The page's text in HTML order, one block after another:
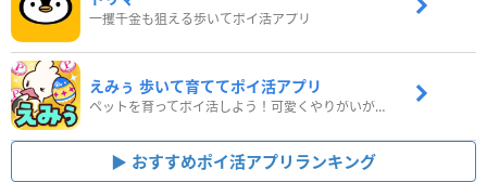
一攫千金も狙える歩いてポイ活アプリ
えみぅ 歩いて育ててポイ活アプリ
ペットを育ってポイ活しよう！可愛くやりがいがある新感覚アプリ
おすすめポイ活アプリランキング